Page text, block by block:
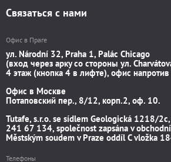
Связаться с нами
Офис в Праге
ул. Národní 32, Praha 1, Palác Chicago
(вход через арку со стороны ул.
4 этаж (кнопка 4 в лифте), офис
Офис в Москве
Потаповский пер., 8/12, корп.2, оф. 10.
Tutafe, s.r.o. se sídlem Geologická 1218/
241 67 134, společnost zapsána v
Městským soudem v Praze oddíl C vložka
Телефоны